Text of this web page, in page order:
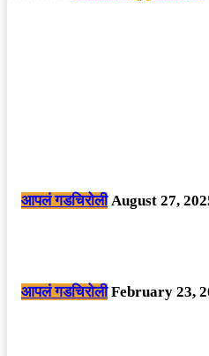
आपलं गडचिरोली August 27,
आपलं गडचिरोली February 23,